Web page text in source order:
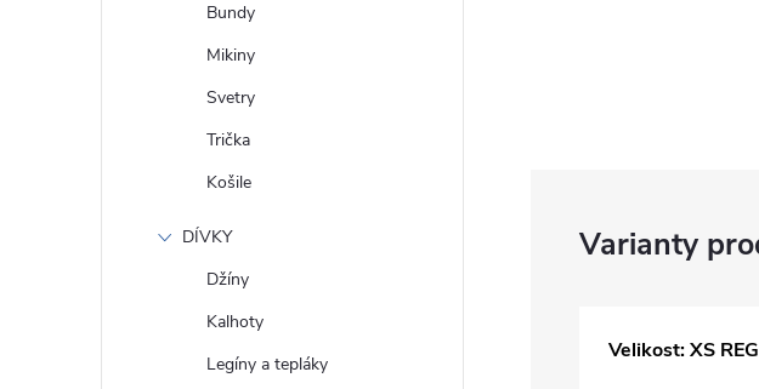
Bundy
Mikiny
Svetry
Trička
Košile
DÍVKY
Džíny
Kalhoty
Legíny a tepláky
Velikost: XS REG